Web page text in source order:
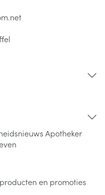
Apotheker
en promoties